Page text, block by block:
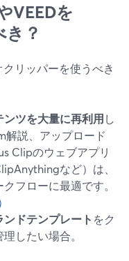
VEEDを
？
リッパーを使うべき
ツを大量に再利用し
解説、アップロード
Clipのウェブアプリ
など）は、
フローに最適です。
ドテンプレート をク
したい場合。